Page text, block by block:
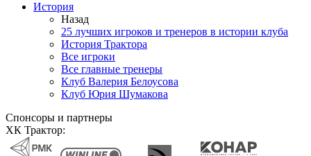
История
Назад
25 лучших игроков и тренеров в истории клуба
История Трактора
Все игроки
Все главные тренеры
Клуб Валерия Белоусова
Клуб Юрия Шумакова
Спонсоры и партнеры
ХК Трактор: